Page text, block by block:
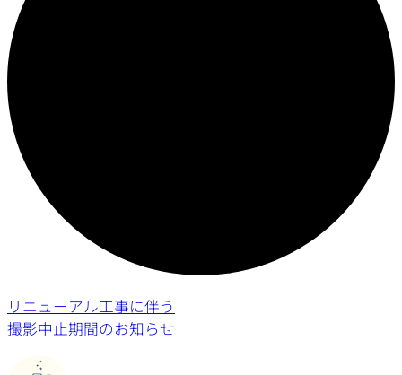
リニューアル工事に伴う
撮影中止期間のお知らせ